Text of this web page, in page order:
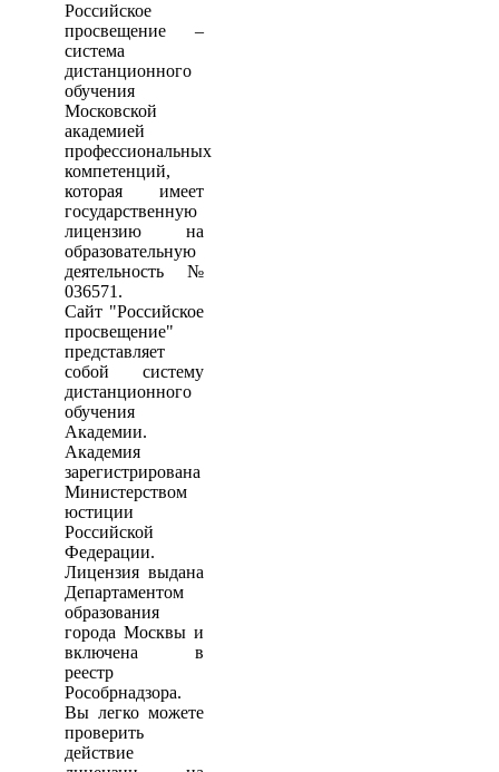
Российское
просвещение –
система
дистанционного
обучения
Московской
академией
профессиональных
компетенций,
которая имеет
государственную
лицензию на
образовательную
деятельность №
036571.
Сайт "Российское
просвещение"
представляет
собой систему
дистанционного
обучения
Академии.
Академия
зарегистрирована
Министерством
юстиции
Российской
Федерации.
Лицензия выдана
Департаментом
образования
города Москвы и
включена в
реестр
Рособрнадзора.
Вы легко можете
проверить
действие